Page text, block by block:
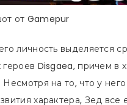
от Gamepur
личность выделяется
героев Disgaea, причем в
на то, что у него
характера, Зед все